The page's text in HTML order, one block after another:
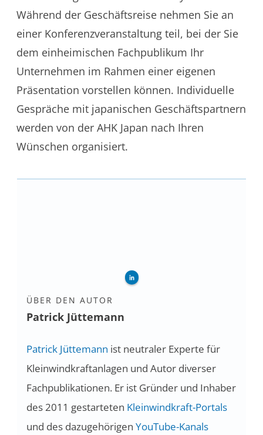
Während der Geschäftsreise nehmen Sie an
einer Konferenzveranstaltung teil, bei der Sie
dem einheimischen Fachpublikum Ihr
Unternehmen im Rahmen einer eigenen
Präsentation vorstellen können. Individuelle
Gespräche mit japanischen Geschäftspartnern
werden von der AHK Japan nach Ihren
Wünschen organisiert.
ÜBER DEN AUTOR
Patrick Jüttemann
Patrick Jüttemann ist neutraler Experte für
Kleinwindkraftanlagen und Autor diverser
Fachpublikationen. Er ist Gründer und Inhaber
des 2011 gestarteten Kleinwindkraft-Portals
und des dazugehörigen YouTube-Kanals